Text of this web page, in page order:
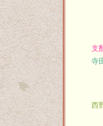
支
寺
西